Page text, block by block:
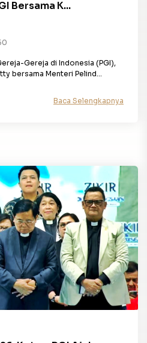
Bersama K...
Gereja di Indonesia (PGI),
bersama Menteri Pelind...
Baca Selengkapnya